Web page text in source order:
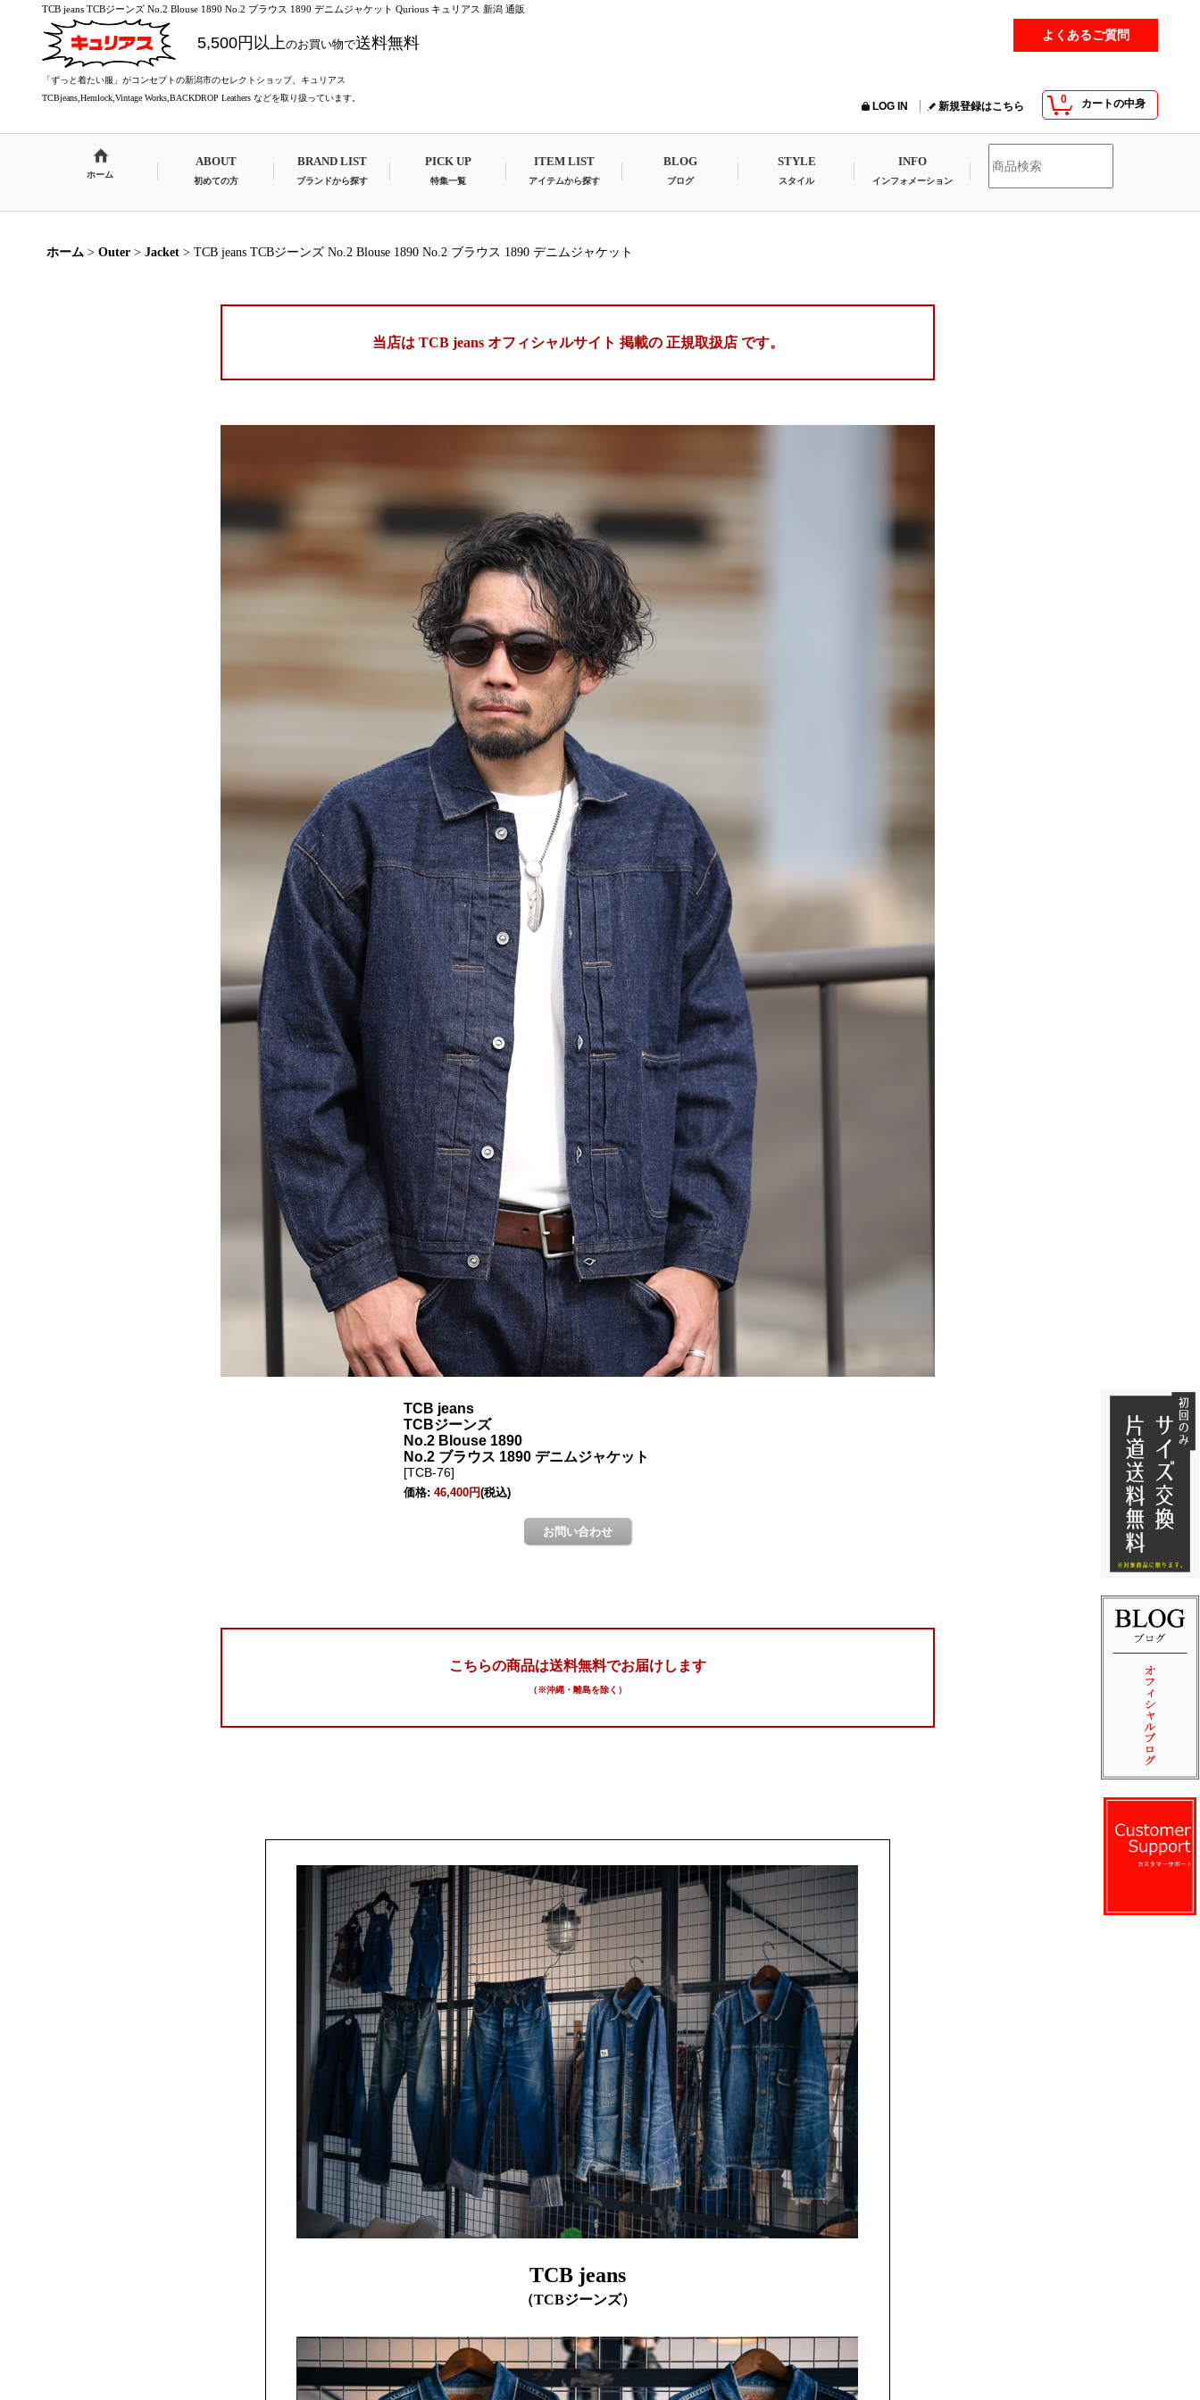
TCB jeans TCBジーンズ No.2 Blouse 1890 No.2 ブラウス 1890 デニムジャケット Qurious キュリアス 新潟 通販
5,500円以上のお買い物で送料無料
「ずっと着たい服」がコンセプトの新潟市のセレクトショップ、キュリアス
TCBjeans,Hemlock,Vintage Works,BACKDROP Leathers などを取り扱っています。
よくあるご質問
0 カートの中身
LOG IN 新規登録はこちら
ホーム
ABOUT
初めての方
BRAND LIST
ブランドから探す
PICK UP
特集一覧
ITEM LIST
アイテムから探す
BLOG
ブログ
STYLE
スタイル
INFO
インフォメーション
ホーム > Outer > Jacket > TCB jeans TCBジーンズ No.2 Blouse 1890 No.2 ブラウス 1890 デニムジャケット
当店は TCB jeans オフィシャルサイト 掲載の 正規取扱店 です。
こちらの商品は送料無料でお届けします
（※沖縄・離島を除く）
TCB jeans
（TCBジーンズ）